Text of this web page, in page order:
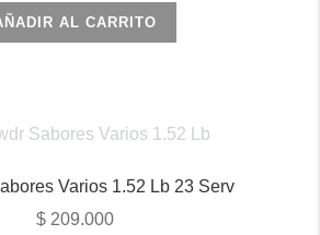
AL CARRITO
Varios 1.52 Lb 23 Serv
$209.000